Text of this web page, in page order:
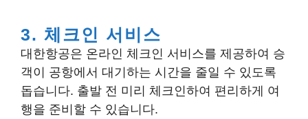
3. 체크인 서비스
대한항공은 온라인 체크인 서비스를 제공하여 승
객이 공항에서 대기하는 시간을 줄일 수 있도록
돕습니다. 출발 전 미리 체크인하여 편리하게 여
행을 준비할 수 있습니다.